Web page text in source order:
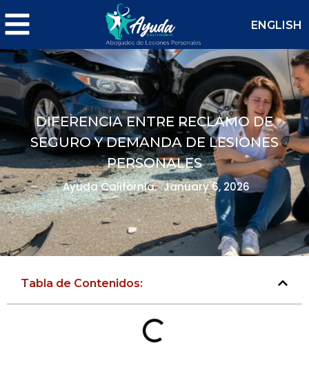
ENGLISH
DIFERENCIA ENTRE RECLAMO DE
SEGURO Y DEMANDA DE LESIONES
PERSONALES
Ayuda California. January 6, 2026
Tabla de Contenidos: